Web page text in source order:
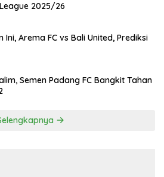
2025/26
Ini, Arema FC vs Bali United, Prediksi
Semen Padang FC Bangkit Tahan